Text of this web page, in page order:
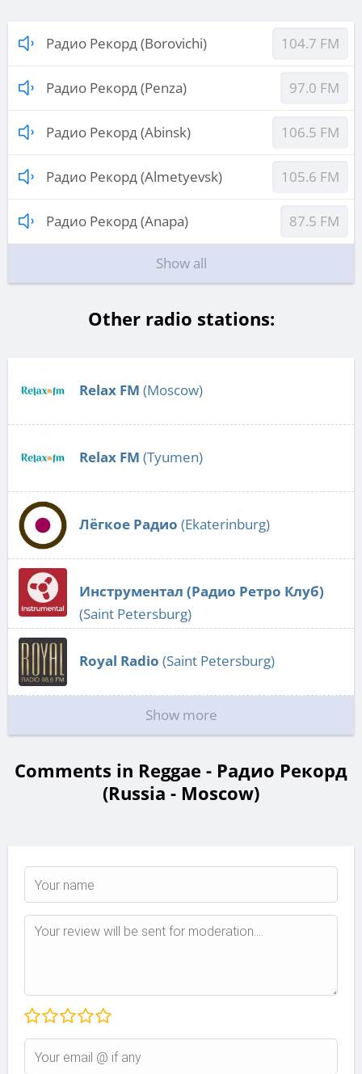
Радио Рекорд (Borovichi) 104.7 FM
Радио Рекорд (Penza) 97.0 FM
Радио Рекорд (Abinsk) 106.5 FM
Радио Рекорд (Almetyevsk) 105.6 FM
Радио Рекорд (Anapa) 87.5 FM
Show all
Other radio stations:
Relax FM (Moscow)
Relax FM (Tyumen)
Лёгкое Радио (Ekaterinburg)
Инструментал (Радио Ретро Клуб)
(Saint Petersburg)
Royal Radio (Saint Petersburg)
Show more
Comments in Reggae - Радио Рекорд
(Russia - Moscow)